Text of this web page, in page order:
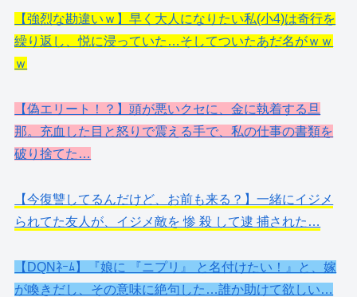
【強烈な勘違いｗ】早く大人になりたい私(小4)は奇行を
繰り返し、悦に浸っていた…そしてついたあだ名がｗｗ
ｗ
【偽エリート！？】頭が悪いクセに、金に執着する旦
那。充血した目と怒りで震える手で、私の仕事の書類を
破り捨てた…
【今復讐してるんだけど、お前も来る？】一緒にイジメ
られてた友人が、イジメ敵を 惨 殺 して逮 捕された…
【DQNﾈｰﾑ】『娘に 『ニプリ』 と名付けたい！』と、嫁
が喚きだし、その意味に絶句した…誰か助けて欲しい…